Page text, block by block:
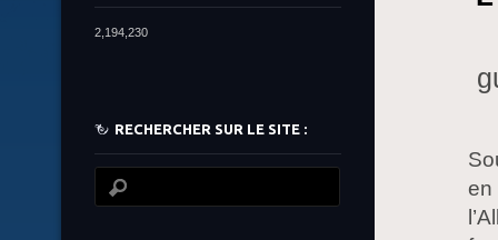
en
2,194,230
RECHERCHER SUR LE SITE :